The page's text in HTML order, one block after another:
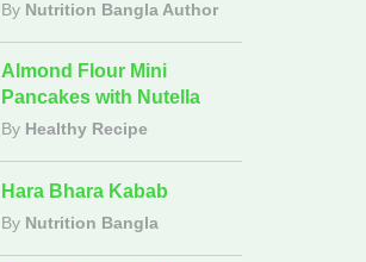
By Nutrition Bangla Author
Almond Flour Mini
Pancakes with Nutella
By Healthy Recipe
Hara Bhara Kabab
By Nutrition Bangla